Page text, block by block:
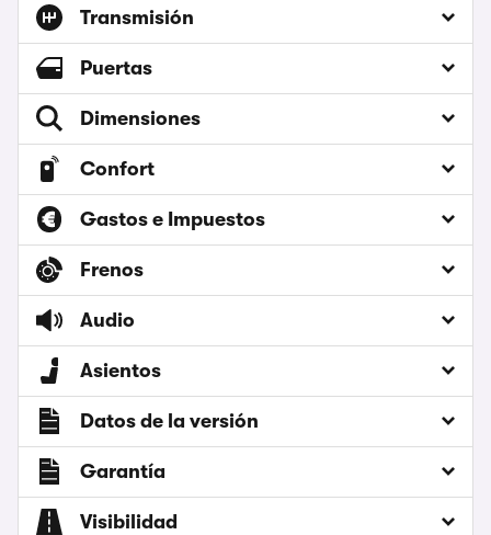
Transmisión
Puertas
Dimensiones
Confort
Gastos e Impuestos
Frenos
Audio
Asientos
Datos de la versión
Garantía
Visibilidad